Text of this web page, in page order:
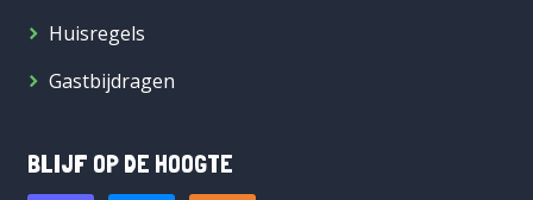
Huisregels
Gastbijdragen
BLIJF OP DE HOOGTE